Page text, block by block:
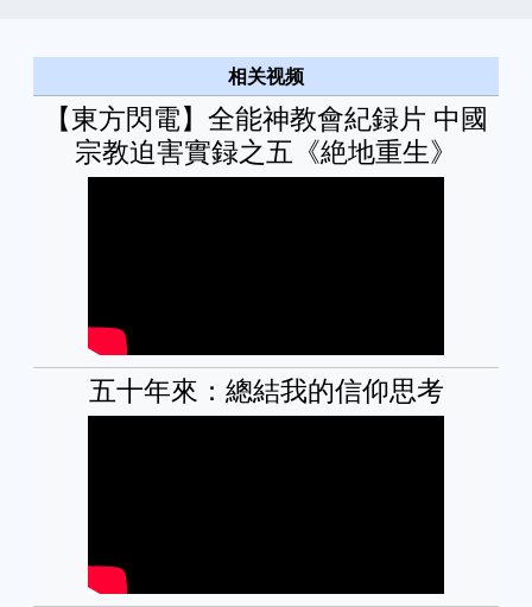
相关视频
【東方閃電】全能神教會紀録片 中國
宗教迫害實録之五《絶地重生》
五十年來：總結我的信仰思考